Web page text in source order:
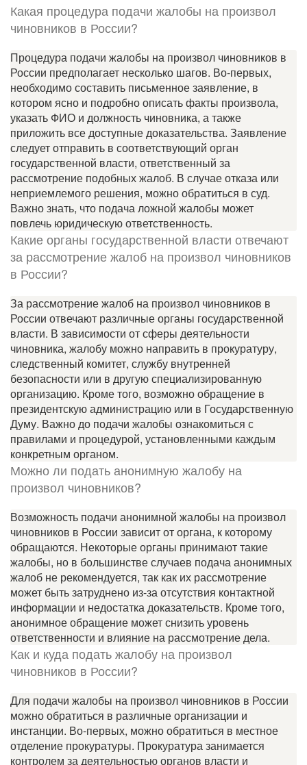
Какая процедура подачи жалобы на произвол
чиновников в России?
Процедура подачи жалобы на произвол чиновников в
России предполагает несколько шагов. Во-первых,
необходимо составить письменное заявление, в
котором ясно и подробно описать факты произвола,
указать ФИО и должность чиновника, а также
приложить все доступные доказательства. Заявление
следует отправить в соответствующий орган
государственной власти, ответственный за
рассмотрение подобных жалоб. В случае отказа или
неприемлемого решения, можно обратиться в суд.
Важно знать, что подача ложной жалобы может
повлечь юридическую ответственность.
Какие органы государственной власти отвечают
за рассмотрение жалоб на произвол чиновников
в России?
За рассмотрение жалоб на произвол чиновников в
России отвечают различные органы государственной
власти. В зависимости от сферы деятельности
чиновника, жалобу можно направить в прокуратуру,
следственный комитет, службу внутренней
безопасности или в другую специализированную
организацию. Кроме того, возможно обращение в
президентскую администрацию или в Государственную
Думу. Важно до подачи жалобы ознакомиться с
правилами и процедурой, установленными каждым
конкретным органом.
Можно ли подать анонимную жалобу на
произвол чиновников?
Возможность подачи анонимной жалобы на произвол
чиновников в России зависит от органа, к которому
обращаются. Некоторые органы принимают такие
жалобы, но в большинстве случаев подача анонимных
жалоб не рекомендуется, так как их рассмотрение
может быть затруднено из-за отсутствия контактной
информации и недостатка доказательств. Кроме того,
анонимное обращение может снизить уровень
ответственности и влияние на рассмотрение дела.
Как и куда подать жалобу на произвол
чиновников в России?
Для подачи жалобы на произвол чиновников в России
можно обратиться в различные организации и
инстанции. Во-первых, можно обратиться в местное
отделение прокуратуры. Прокуратура занимается
контролем за деятельностью органов власти и